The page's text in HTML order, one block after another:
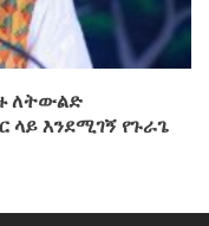
ለትውልድ
ላይ እንደሚገኝ የጉራጌ